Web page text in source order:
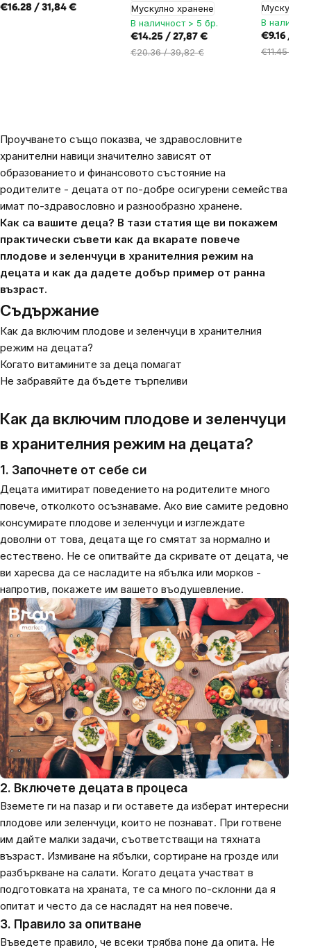
€16.28 / 31,84 €
Мускулно хранене
В наличност > 5 бр.
€14.25 / 27,87 €
€20.36 / 39,82 €
Мускулно
В
€9.16 /
€11.45 /
Проучването също показва, че здравословните
хранителни навици значително зависят от
образованието и финансовото състояние на
родителите - децата от по-добре осигурени семейства
имат по-здравословно и разнообразно хранене.
Как са вашите деца? В тази статия ще ви покажем
практически съвети как да вкарате повече
плодове и зеленчуци в хранителния режим на
децата и как да дадете добър пример от ранна
възраст.
Съдържание
Как да включим плодове и зеленчуци в хранителния
режим на децата?
Когато витамините за деца помагат
Не забравяйте да бъдете търпеливи
Как да включим плодове и зеленчуци
в хранителния режим на децата?
1. Започнете от себе си
Децата имитират поведението на родителите много
повече, отколкото осъзнаваме. Ако вие самите редовно
консумирате плодове и зеленчуци и изглеждате
доволни от това, децата ще го смятат за нормално и
естествено. Не се опитвайте да скривате от децата, че
ви харесва да се насладите на ябълка или морков -
напротив, покажете им вашето въодушевление.
2. Включете децата в процеса
Вземете ги на пазар и ги оставете да изберат интересни
плодове или зеленчуци, които не познават. При готвене
им дайте малки задачи, съответстващи на тяхната
възраст. Измиване на ябълки, сортиране на грозде или
разбъркване на салати. Когато децата участват в
подготовката на храната, те са много по-склонни да я
опитат и често да се насладят на нея повече.
3. Правило за опитване
Въведете правило, че всеки трябва поне да опита. Не